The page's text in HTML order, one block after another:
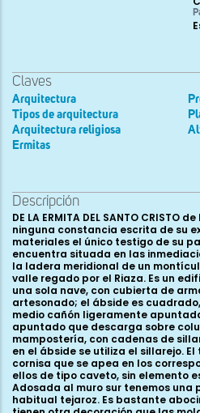
Claves
Arquitectura
Tipos de arquitectura
Arquitectura religiosa
Ermitas
Descripción
DE LA ERMITA DEL SANTO CRISTO
ninguna constancia escrita de su
materiales el único testigo de su
encuentra situada en las
la ladera meridional de un
valle regado por el Riaza. Es un
una sola nave, con cubierta de
artesonado; el ábside es
medio cañón ligeramente
apuntado que descarga sobre
mampostería, con cadenas de
en el ábside se utiliza el sillarejo.
cornisa que se apea en los
ellos de tipo caveto, sin elemento
Adosada al muro sur tenemos
habitual tejaroz. Es bastante